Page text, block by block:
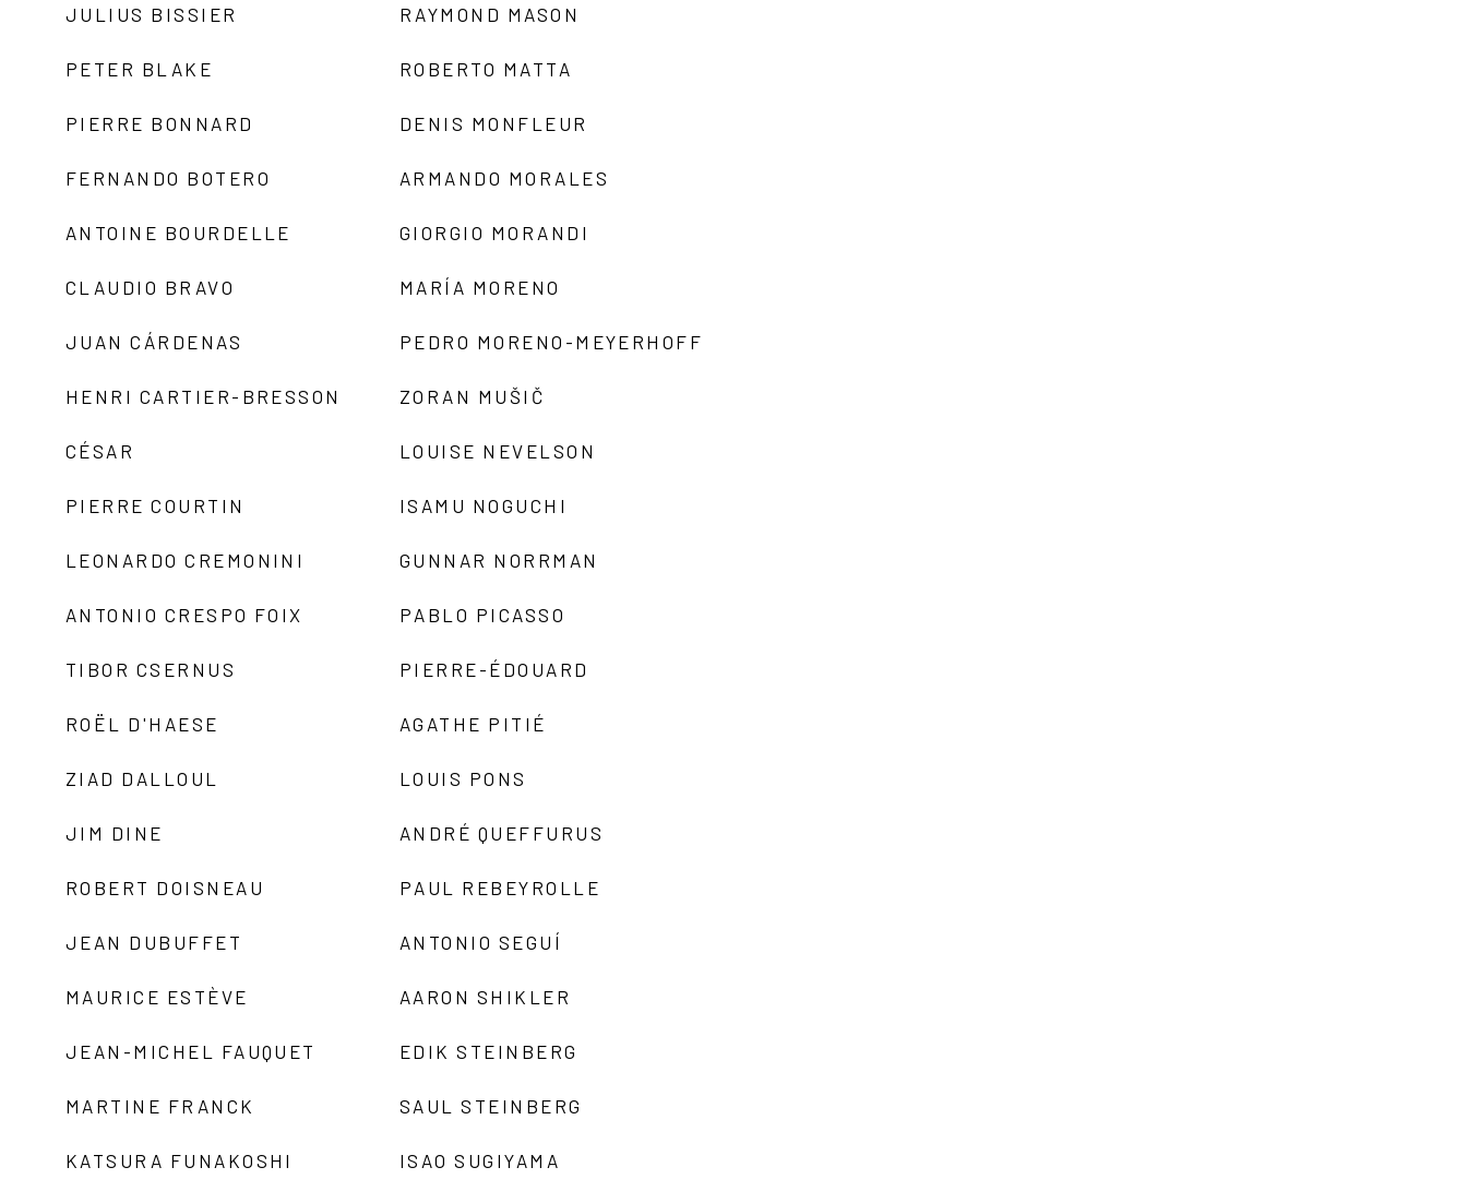
JULIUS BISSIER
PETER BLAKE
PIERRE BONNARD
FERNANDO BOTERO
ANTOINE BOURDELLE
CLAUDIO BRAVO
JUAN CÁRDENAS
HENRI CARTIER-BRESSON
CÉSAR
PIERRE COURTIN
LEONARDO CREMONINI
ANTONIO CRESPO FOIX
TIBOR CSERNUS
ROËL D'HAESE
ZIAD DALLOUL
JIM DINE
ROBERT DOISNEAU
JEAN DUBUFFET
MAURICE ESTÈVE
JEAN-MICHEL FAUQUET
MARTINE FRANCK
KATSURA FUNAKOSHI
RAYMOND MASON
ROBERTO MATTA
DENIS MONFLEUR
ARMANDO MORALES
GIORGIO MORANDI
MARÍA MORENO
PEDRO MORENO-MEYERHOFF
ZORAN MUŠIČ
LOUISE NEVELSON
ISAMU NOGUCHI
GUNNAR NORRMAN
PABLO PICASSO
PIERRE-ÉDOUARD
AGATHE PITIÉ
LOUIS PONS
ANDRÉ QUEFFURUS
PAUL REBEYROLLE
ANTONIO SEGUÍ
AARON SHIKLER
EDIK STEINBERG
SAUL STEINBERG
ISAO SUGIYAMA